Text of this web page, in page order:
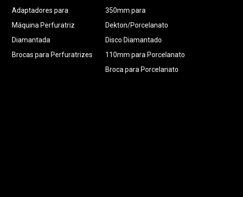
Adaptadores para
Máquina Perfuratriz
Diamantada
Brocas para Perfuratrizes
350mm para
Dekton/Porcelanato
Disco Diamantado
110mm para Porcelanato
Broca para Porcelanato